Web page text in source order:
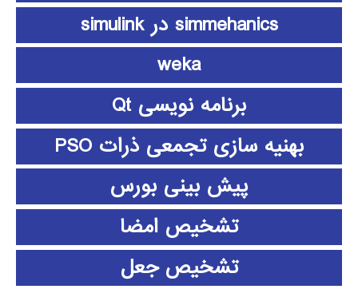
simmehanics در simulink
weka
برنامه نویسی Qt
بهنیه سازی تجمعی ذرات PSO
پیش بینی بورس
تشخیص امضا
تشخیص جعل